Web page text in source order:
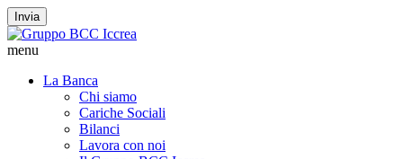
Invia
menu
La Banca
Chi siamo
Cariche Sociali
Bilanci
Lavora con noi